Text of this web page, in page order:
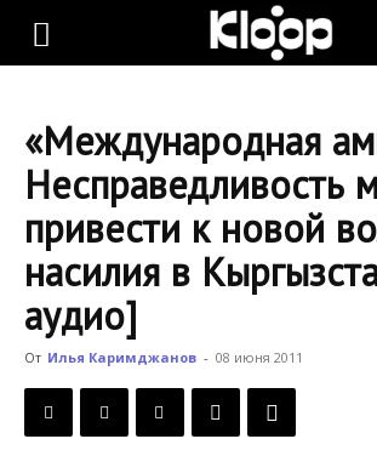
KLOOP.KG
Новости
Кыргызстана
«Международная
Несправедливость
привести к новой
насилия в
аудио]
От Илья Каримджанов - 08 июня 2011